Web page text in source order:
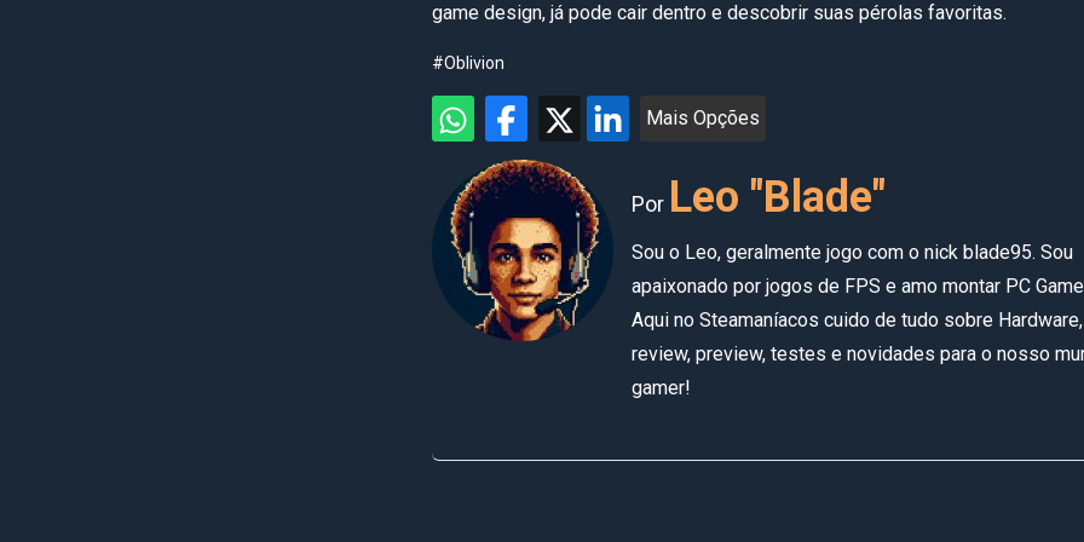
game design, já pode cair dentro e descobrir suas pérolas favoritas.
#Oblivion
Mais Opções
Por Leo "Blade"
Sou o Leo, geralmente jogo com o nick blade95. Sou
apaixonado por jogos de FPS e amo montar PC
Aqui no Steamaníacos cuido de tudo sobre Hardware,
review, preview, testes e novidades para o nosso
gamer!